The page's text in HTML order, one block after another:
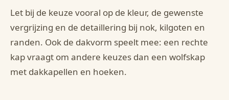
Let bij de keuze vooral op de kleur, de gewenste
vergrijzing en de detaillering bij nok, kilgoten en
randen. Ook de dakvorm speelt mee: een rechte
kap vraagt om andere keuzes dan een wolfskap
met dakkapellen en hoeken.